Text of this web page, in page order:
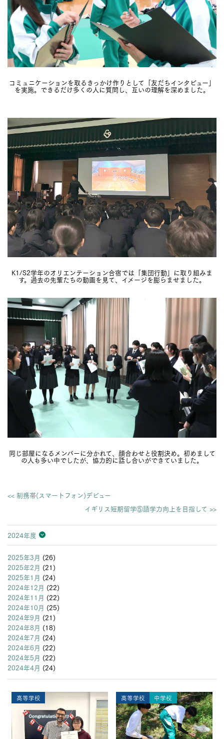
コミュニケーションを取るきっかけ作りとして「友だちインタビュー」
を実施。できるだけ多くの人に質問し、互いの理解を深めました。
K1/S2学年のオリエンテーション合宿では「集団行動」に取り組みま
す。過去の先輩たちの動画を見て、イメージを膨らませました。
同じ部屋になるメンバーに分かれて、顔合わせと役割決め。初めまして
の人も多い中でしたが、協力的に話し合いができていました。
<< 制携帯(スマートフォン)デビュー
イギリス短期留学⑤語学力向上を目指して >>
2024年度
2026年度
2025年度
2024年度
2023年度
2022年度
2021年度
2020年度
2019年度
2018年度
2017年度
2016年度
2015年度
2014年度
2013年度
2025年3月 (26)
2025年2月 (21)
2025年1月 (24)
2024年12月 (22)
2024年11月 (22)
2024年10月 (25)
2024年9月 (21)
2024年8月 (18)
2024年7月 (24)
2024年6月 (22)
2024年5月 (22)
2024年4月 (24)
高等学校 高等学校 中学校